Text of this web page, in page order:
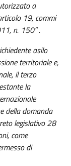
a
19, commi
n. 150” .
asilo
territoriale e,
il terzo
la
della domanda
legislativo 28
come
di